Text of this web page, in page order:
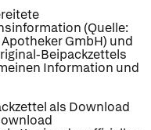
(Quelle:
GmbH) und
Beipackzettels
Information und
als Download